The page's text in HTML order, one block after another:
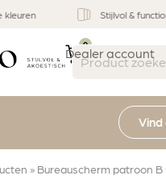
Dealer account
0
Vind
» Bureauscherm patroon B